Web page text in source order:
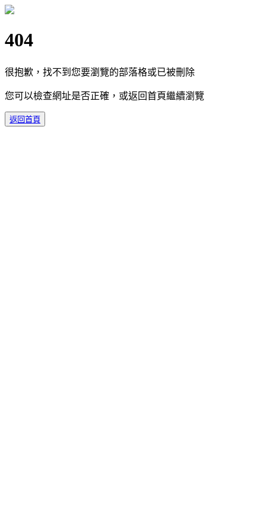
404
很抱歉，找不到您要瀏覽的部落格或已被刪除
您可以檢查網址是否正確，或返回首頁繼續瀏覽
返回首頁